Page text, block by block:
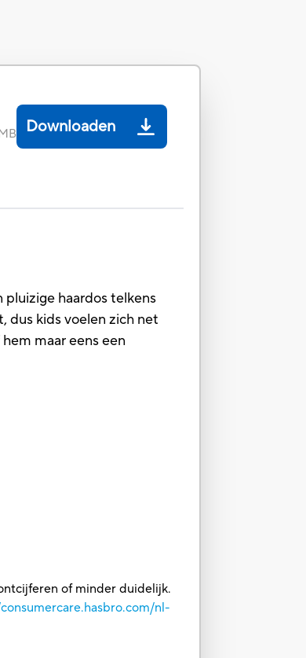
Downloaden
haardos telkens
dus kids voelen zich net
maar eens een
of minder duidelijk.
nl-